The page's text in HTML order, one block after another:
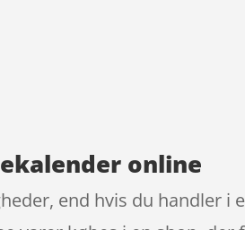
online
end hvis du handler i